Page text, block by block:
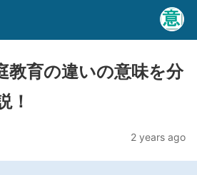
教育の違いの意味を分
！
2 years ago